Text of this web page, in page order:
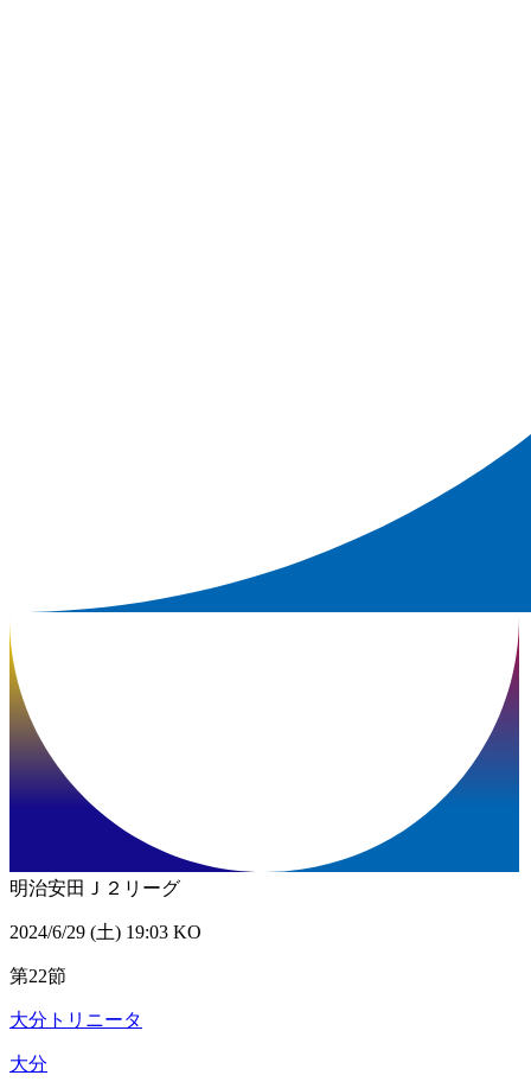
明治安田Ｊ２リーグ
2024/6/29 (土) 19:03 KO
第22節
大分トリニータ
大分